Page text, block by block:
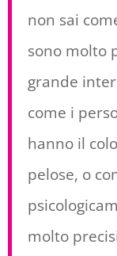
non sai
sono molto
grande
come i
hanno il
pelose, o
molto